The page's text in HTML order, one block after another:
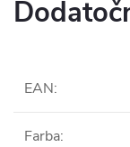
EAN:
Farba: